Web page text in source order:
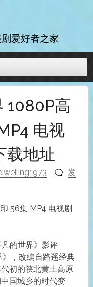
爱好者之家
1080P高
电视
载地址
发
56集 MP4 电视剧
的世界》影评
，改编自路遥经典
初的陕北黄土高原
国城乡的时代变